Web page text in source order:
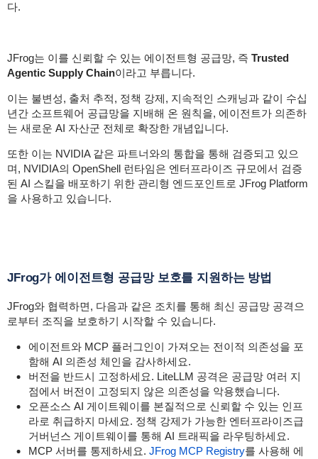
다.
JFrog는 이를 신뢰할 수 있는 에이전트형 공급망, 즉 Trusted
Agentic Supply Chain이라고 부릅니다.
이는 불변성, 출처 추적, 정책 강제, 지속적인 스캐닝과 같이 수십
년간 소프트웨어 공급망을 지배해 온 원칙을, 에이전트가 의존하
는 새로운 AI 자산군 전체로 확장한 개념입니다.
또한 이는 NVIDIA 같은 파트너와의 통합을 통해 검증되고 있으
며, NVIDIA의 OpenShell 런타임은 엔터프라이즈 규모에서 검증
된 AI 스킬을 배포하기 위한 관리형 엔드포인트로 JFrog Platform
을 사용하고 있습니다.
JFrog가 에이전트형 공급망 보호를 지원하는 방법
JFrog와 협력하면, 다음과 같은 조치를 통해 최신 공급망 공격으
로부터 조직을 보호하기 시작할 수 있습니다.
에이전트와 MCP 플러그인이 가져오는 전이적 의존성을 포
함해 AI 의존성 체인을 감사하세요.
버전을 반드시 고정하세요. LiteLLM 공격은 공급망 여러 지
점에서 버전이 고정되지 않은 의존성을 악용했습니다.
오픈소스 AI 게이트웨이를 본질적으로 신뢰할 수 있는 인프
라로 취급하지 마세요. 정책 강제가 가능한 엔터프라이즈급
거버넌스 게이트웨이를 통해 AI 트래픽을 라우팅하세요.
MCP 서버를 통제하세요. JFrog MCP Registry를 사용해 에